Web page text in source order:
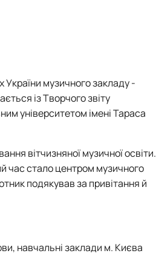
України музичного закладу -
із Творчого звіту
університетом імені Тараса
вітчизняної музичної освіти.
час стало центром музичного
подякував за привітання й
навчальні заклади м. Києва